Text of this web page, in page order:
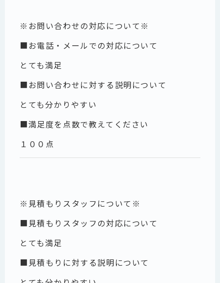
※お問い合わせの対応について※
■お電話・メールでの対応について
とても満足
■お問い合わせに対する説明について
とても分かりやすい
■満足度を点数で教えてください
１００点
※見積もりスタッフについて※
■見積もりスタッフの対応について
とても満足
■見積もりに対する説明について